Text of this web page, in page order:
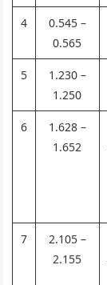
4
0.545 –
0.565
5
1.230 –
1.250
6
1.628 –
1.652
7
2.105 –
2.155